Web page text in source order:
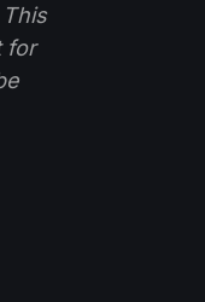
for